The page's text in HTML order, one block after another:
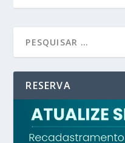
RESERVA